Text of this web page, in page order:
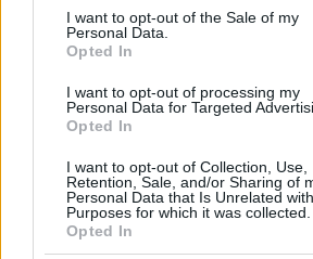
consent section.
I want to opt-out of the Sale of my
Personal Data.
Opted In
I want to opt-out of processing my
Personal Data for Targeted
Opted In
I want to opt-out of Collection, Use,
Retention, Sale, and/or Sharing of
Personal Data that Is Unrelated
Purposes for which it was collected.
Opted In
*
Website
Add Comment